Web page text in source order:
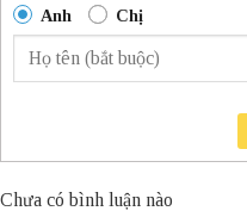
Anh Chị
Chưa có bình luận nào